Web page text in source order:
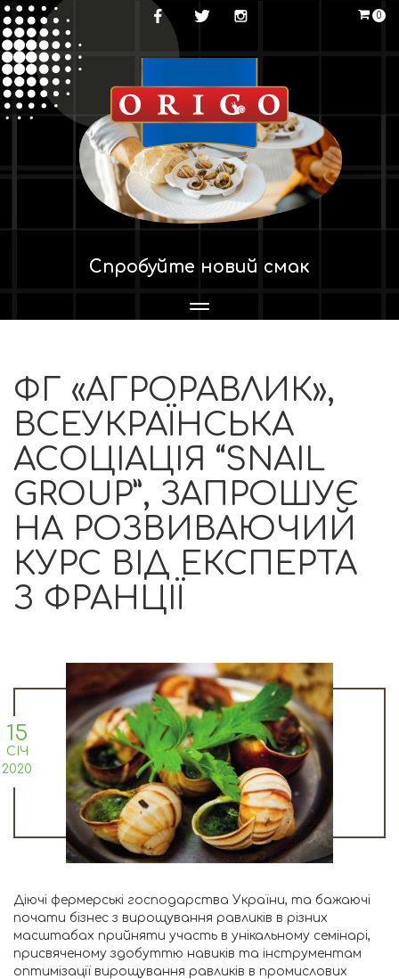
0
Спробуйте новий смак
Перемикач
навігації
ФГ «АГРОРАВЛИК»,
ВСЕУКРАЇНСЬКА
АСОЦІАЦІЯ “SNAIL
GROUP”, ЗАПРОШУЄ
НА РОЗВИВАЮЧИЙ
КУРС ВІД ЕКСПЕРТА
З ФРАНЦІЇ
15
СІЧ
2020
Діючі фермерські господарства України, та бажаючі
почати бізнес з вирощування равликів в різних
масштабах прийняти участь в унікальному семінарі,
присвяченому здобуттю навиків та інструментам
оптимізації вирощування равликів в промислових